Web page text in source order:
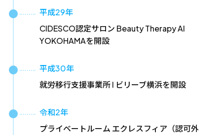
平成29年
CIDESCO認定サロン Beauty Therapy AI
YOKOHAMAを開設
平成30年
就労移行支援事業所 I ビリーブ横浜を開設
令和2年
プライベートルーム エクレスフィア（認可外